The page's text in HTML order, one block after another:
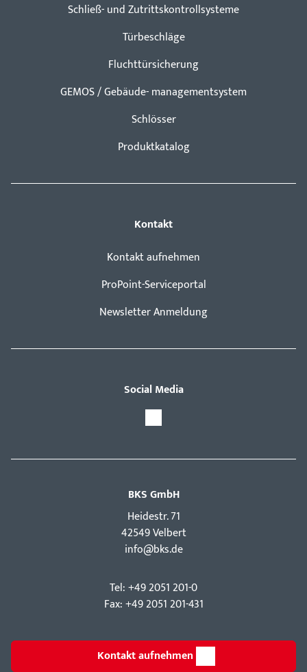
Schließ- und Zutrittskontrollsysteme
Türbeschläge
Fluchttürsicherung
GEMOS / Gebäude- managementsystem
Schlösser
Produktkatalog
Kontakt
Kontakt aufnehmen
ProPoint-Serviceportal
Newsletter Anmeldung
Social Media
BKS GmbH
Hei­destr. 71
42549 Velbert
info@bks.de
Tel: +49 2051 201-0
Fax: +49 2051 201-431
Kontakt aufnehmen